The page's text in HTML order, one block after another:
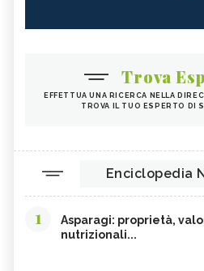
Trova
EFFETTUA UNA RICERCA NELLA
TROVA IL TUO ESPERTO DI
Enciclopedia
1
Asparagi: proprietà,
nutrizionali...